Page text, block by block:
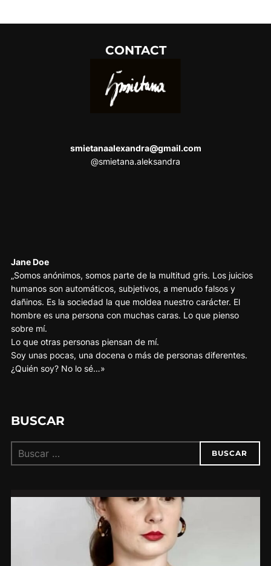
CONTACT
smietanaalexandra@gmail.com
@smietana.aleksandra
Jane Doe
„Somos anónimos, somos parte de la multitud gris. Los juicios
humanos son automáticos, subjetivos, a menudo falsos y
dañinos. Es la sociedad la que moldea nuestro carácter. El
hombre es una persona con muchas caras. Lo que pienso
sobre mí.
Lo que otras personas piensan de mí.
Soy unas pocas, una docena o más de personas diferentes.
¿Quién soy? No lo sé…»
BUSCAR
BUSCAR